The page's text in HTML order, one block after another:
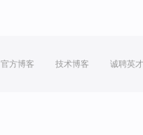
官方博客 技术博客 诚聘英才